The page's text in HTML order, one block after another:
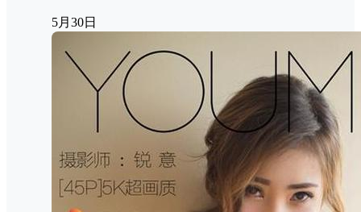
5月30日